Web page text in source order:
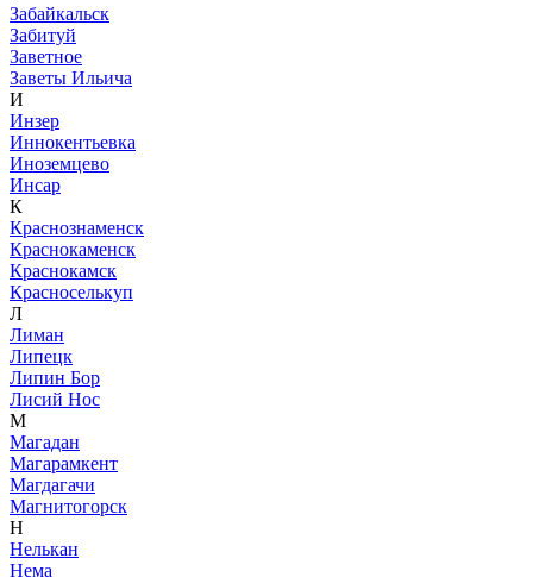
Забайкальск
Забитуй
Заветное
Заветы Ильича
И
Инзер
Иннокентьевка
Иноземцево
Инсар
К
Краснознаменск
Краснокаменск
Краснокамск
Красноселькуп
Л
Лиман
Липецк
Липин Бор
Лисий Нос
М
Магадан
Магарамкент
Магдагачи
Магнитогорск
Н
Нелькан
Нема